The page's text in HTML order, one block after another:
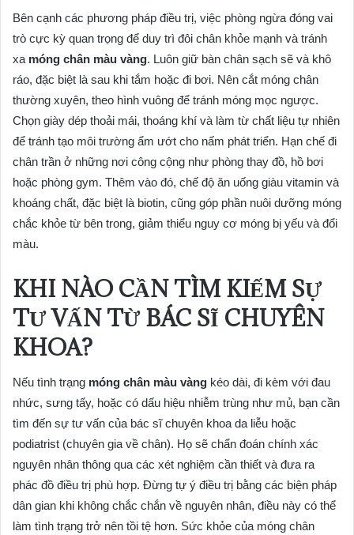
Bên cạnh các phương pháp điều trị, việc phòng ngừa đóng vai
trò cực kỳ quan trọng để duy trì đôi chân khỏe mạnh và tránh
xa móng chân màu vàng. Luôn giữ bàn chân sạch sẽ và khô
ráo, đặc biệt là sau khi tắm hoặc đi bơi. Nên cắt móng chân
thường xuyên, theo hình vuông để tránh móng mọc ngược.
Chọn giày dép thoải mái, thoáng khí và làm từ chất liệu tự nhiên
để tránh tạo môi trường ẩm ướt cho nấm phát triển. Hạn chế đi
chân trần ở những nơi công cộng như phòng thay đồ, hồ bơi
hoặc phòng gym. Thêm vào đó, chế độ ăn uống giàu vitamin và
khoáng chất, đặc biệt là biotin, cũng góp phần nuôi dưỡng móng
chắc khỏe từ bên trong, giảm thiểu nguy cơ móng bị yếu và đổi
màu.
KHI NÀO CẦN TÌM KIẾM SỰ
TƯ VẤN TỪ BÁC SĨ CHUYÊN
KHOA?
Nếu tình trạng móng chân màu vàng kéo dài, đi kèm với đau
nhức, sưng tấy, hoặc có dấu hiệu nhiễm trùng như mủ, bạn cần
tìm đến sự tư vấn của bác sĩ chuyên khoa da liễu hoặc
podiatrist (chuyên gia về chân). Họ sẽ chẩn đoán chính xác
nguyên nhân thông qua các xét nghiệm cần thiết và đưa ra
phác đồ điều trị phù hợp. Đừng tự ý điều trị bằng các biện pháp
dân gian khi không chắc chắn về nguyên nhân, điều này có thể
làm tình trạng trở nên tồi tệ hơn. Sức khỏe của móng chân